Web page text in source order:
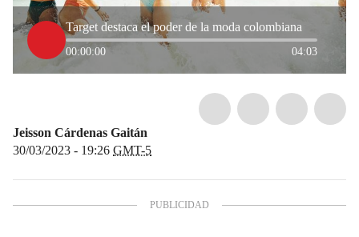
Target destaca el poder de la moda colombiana
00:00:00 04:03
Jeisson Cárdenas Gaitán
30/03/2023 - 19:26 GMT-5